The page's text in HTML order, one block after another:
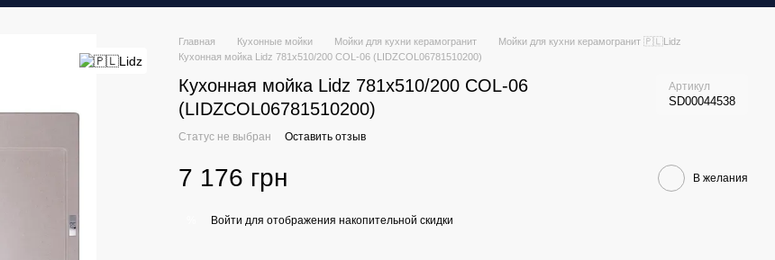
Главная Кухонные мойки Мойки для кухни керамогранит
Мойки для кухни керамогранит 🇵🇱Lidz
Кухонная мойка Lidz 781x510/200 COL-06 (LIDZCOL06781510200)
Кухонная мойка Lidz 781x510/200 COL-06
(LIDZCOL06781510200)
Артикул
SD00044538
Статус не выбран Оставить отзыв
7 176 грн В желания
Войти для отображения накопительной скидки